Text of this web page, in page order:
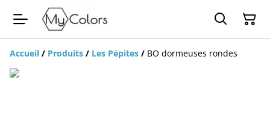
Accueil / Produits / Les Pépites / BO dormeuses rondes